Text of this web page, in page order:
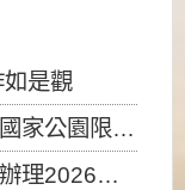
是觀
圍、時間及行為」，自即日生效。
協調相關事宜，因颱風備案事宜